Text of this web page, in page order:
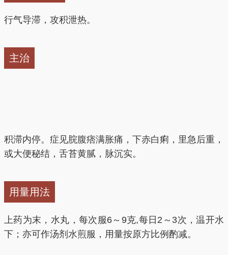
行气导滞，攻积泄热。
主治
积滞内停。症见脘腹痞满胀痛，下赤白痢，里急后重，
或大便秘结，舌苔黄腻，脉沉实。
用量用法
上药为末，水丸，每次服6～9克,每日2～3次，温开水
下；亦可作汤剂水煎服，用量按原方比例酌减。